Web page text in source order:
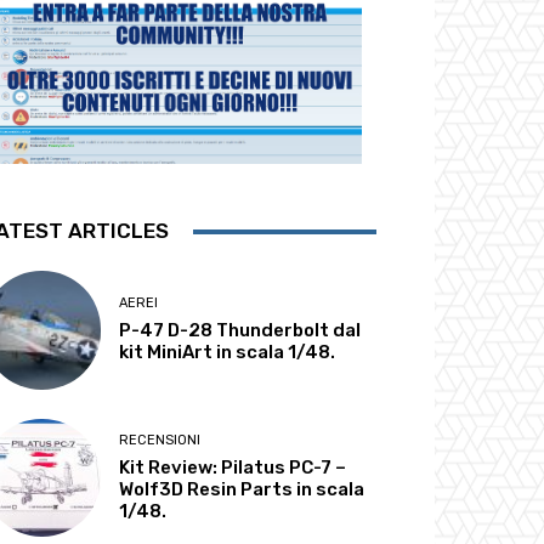
ARTICLES
AEREI
P-47 D-28 Thunderbolt dal
kit MiniArt in scala 1/48.
RECENSIONI
Kit Review: Pilatus PC-7 –
Wolf3D Resin Parts in scala
1/48.